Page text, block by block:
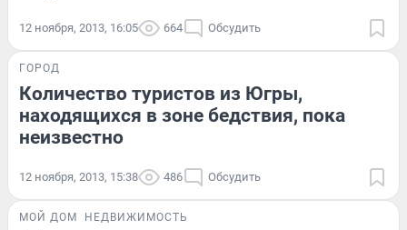
12 ноября, 2013, 16:05 664 Обсудить
ГОРОД
Количество туристов из Югры,
находящихся в зоне бедствия, пока
неизвестно
12 ноября, 2013, 15:38 486 Обсудить
МОЙ ДОМ НЕДВИЖИМОСТЬ